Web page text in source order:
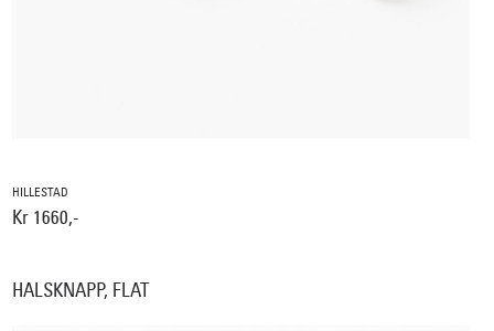
HILLESTAD
Kr 1660,-
HALSKNAPP, FLAT